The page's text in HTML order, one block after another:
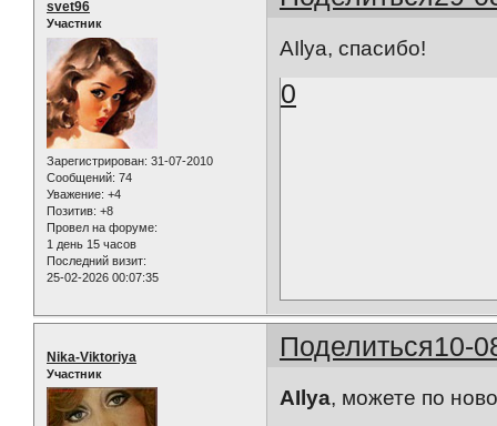
svet96
Участник
Зарегистрирован: 31-07-2010
Сообщений: 74
Уважение: +4
Позитив: +8
Провел на форуме:
1 день 15 часов
Последний визит:
25-02-2026 00:07:35
AIlya, спасибо!
0
Поделиться10-
Nika-Viktoriya
Участник
AIlya, можете по